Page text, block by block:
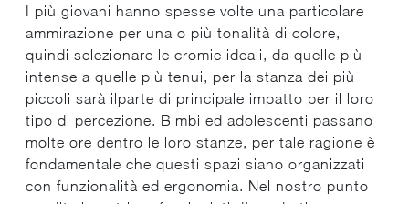
I più giovani hanno spesse volte una particolare
ammirazione per una o più tonalità di colore,
quindi selezionare le cromie ideali, da quelle più
intense a quelle più tenui, per la stanza dei più
piccoli sarà ilparte di principale impatto per il loro
tipo di percezione. Bimbi ed adolescenti passano
molte ore dentro le loro stanze, per tale ragione è
fondamentale che questi spazi siano organizzati
con funzionalità ed ergonomia. Nel nostro punto